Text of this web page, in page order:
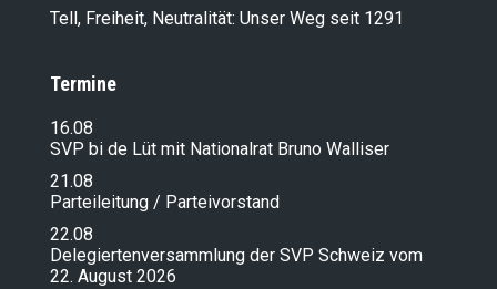
Tell, Freiheit, Neutralität: Unser Weg seit 1291
Termine
16.08
SVP bi de Lüt mit Nationalrat Bruno Walliser
21.08
Parteileitung / Parteivorstand
22.08
Delegiertenversammlung der SVP Schweiz vom
22. August 2026